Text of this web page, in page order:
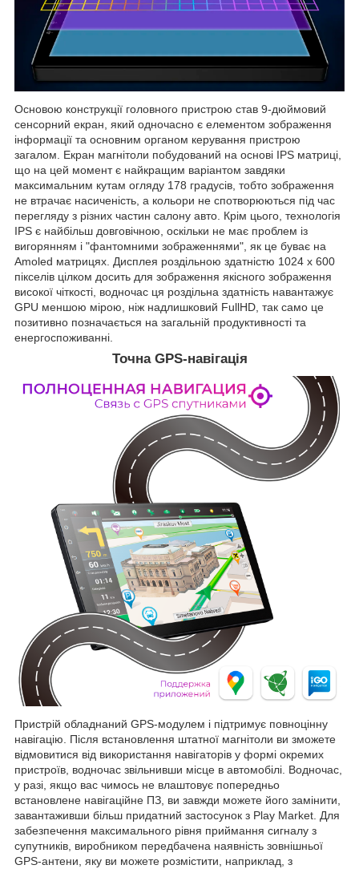
Основою конструкції головного пристрою став 9-дюймовий
сенсорний екран, який одночасно є елементом зображення
інформації та основним органом керування пристрою
загалом. Екран магнітоли побудований на основі IPS матриці,
що на цей момент є найкращим варіантом завдяки
максимальним кутам огляду 178 градусів, тобто зображення
не втрачає насиченість, а кольори не спотворюються під час
перегляду з різних частин салону авто. Крім цього, технологія
IPS є найбільш довговічною, оскільки не має проблем із
вигорянням і "фантомними зображеннями", як це буває на
Amoled матрицях. Дисплея роздільною здатністю 1024 х 600
пікселів цілком досить для зображення якісного зображення
високої чіткості, водночас ця роздільна здатність навантажує
GPU меншою мірою, ніж надлишковий FullHD, так само це
позитивно позначається на загальній продуктивності та
енергоспоживанні.
Точна GPS-навігація
Пристрій обладнаний GPS-модулем і підтримує повноцінну
навігацію. Після встановлення штатної магнітоли ви зможете
відмовитися від використання навігаторів у формі окремих
пристроїв, водночас звільнивши місце в автомобілі. Водночас,
у разі, якщо вас чимось не влаштовує попередньо
встановлене навігаційне ПЗ, ви завжди можете його замінити,
завантаживши більш придатний застосунок з Play Market. Для
забезпечення максимального рівня приймання сигналу з
супутників, виробником передбачена наявність зовнішньої
GPS-антени, яку ви можете розмістити, наприклад, з